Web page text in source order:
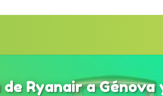
Ryanair a Génova